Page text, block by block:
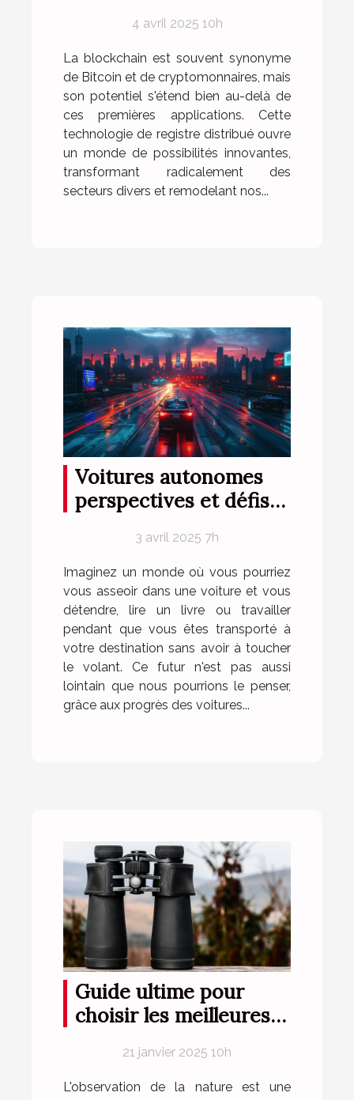
de la technologie
distribuée
4 avril 2025 10h
La blockchain est souvent synonyme
de Bitcoin et de cryptomonnaires, mais
son potentiel s'étend bien au-delà de
ces premières applications. Cette
technologie de registre distribué ouvre
un monde de possibilités innovantes,
transformant radicalement des
secteurs divers et remodelant nos...
Voitures autonomes
perspectives et défis
3 avril 2025 7h
Imaginez un monde où vous pourriez
vous asseoir dans une voiture et vous
détendre, lire un livre ou travailler
pendant que vous êtes transporté à
votre destination sans avoir à toucher
le volant. Ce futur n'est pas aussi
lointain que nous pourrions le penser,
grâce aux progrès des voitures...
Guide ultime pour
choisir les meilleures
l'observation de la
nature
21 janvier 2025 10h
L'observation de la nature est une